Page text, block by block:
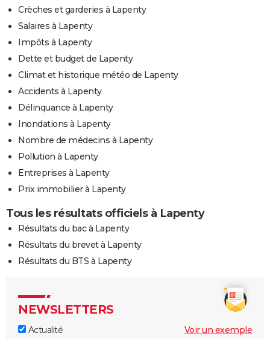
Crèches et garderies à Lapenty
Salaires à Lapenty
Impôts à Lapenty
Dette et budget de Lapenty
Climat et historique météo de Lapenty
Accidents à Lapenty
Délinquance à Lapenty
Inondations à Lapenty
Nombre de médecins à Lapenty
Pollution à Lapenty
Entreprises à Lapenty
Prix immobilier à Lapenty
Tous les résultats officiels à Lapenty
Résultats du bac à Lapenty
Résultats du brevet à Lapenty
Résultats du BTS à Lapenty
NEWSLETTERS
Actualité
Voir un exemple